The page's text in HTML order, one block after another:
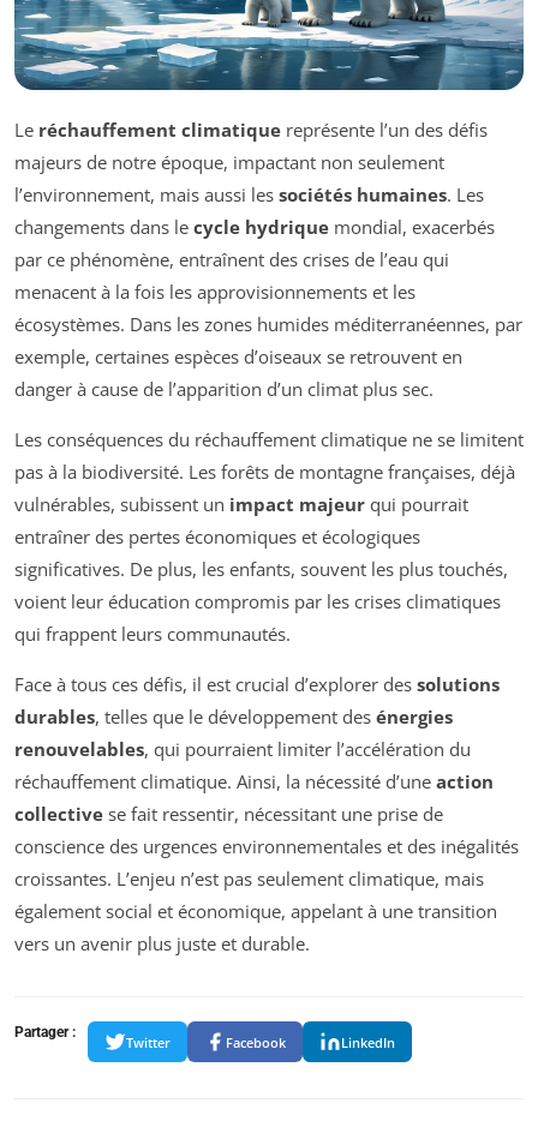
Le réchauffement climatique représente l’un des défis
majeurs de notre époque, impactant non seulement
l’environnement, mais aussi les sociétés humaines. Les
changements dans le cycle hydrique mondial, exacerbés
par ce phénomène, entraînent des crises de l’eau qui
menacent à la fois les approvisionnements et les
écosystèmes. Dans les zones humides méditerranéennes, par
exemple, certaines espèces d’oiseaux se retrouvent en
danger à cause de l’apparition d’un climat plus sec.
Les conséquences du réchauffement climatique ne se limitent
pas à la biodiversité. Les forêts de montagne françaises, déjà
vulnérables, subissent un impact majeur qui pourrait
entraîner des pertes économiques et écologiques
significatives. De plus, les enfants, souvent les plus touchés,
voient leur éducation compromis par les crises climatiques
qui frappent leurs communautés.
Face à tous ces défis, il est crucial d’explorer des solutions
durables, telles que le développement des énergies
renouvelables, qui pourraient limiter l’accélération du
réchauffement climatique. Ainsi, la nécessité d’une action
collective se fait ressentir, nécessitant une prise de
conscience des urgences environnementales et des inégalités
croissantes. L’enjeu n’est pas seulement climatique, mais
également social et économique, appelant à une transition
vers un avenir plus juste et durable.
Partager :
Twitter Facebook LinkedIn